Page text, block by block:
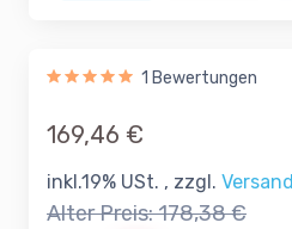
1 Bewertungen
169,46 €
inkl.19% USt. , zzgl. Versand
Alter Preis:178,38 €